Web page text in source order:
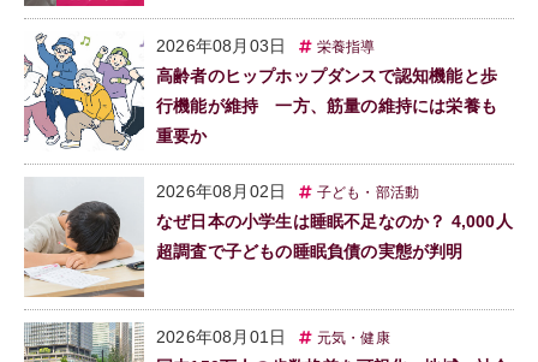
2026年08月03日 栄養指導
高齢者のヒップホップダンスで認知機能と歩
行機能が維持 一方、筋量の維持には栄養も
重要か
2026年08月02日 子ども・部活動
なぜ日本の小学生は睡眠不足なのか？ 4,000人
超調査で子どもの睡眠負債の実態が判明
2026年08月01日 元気・健康